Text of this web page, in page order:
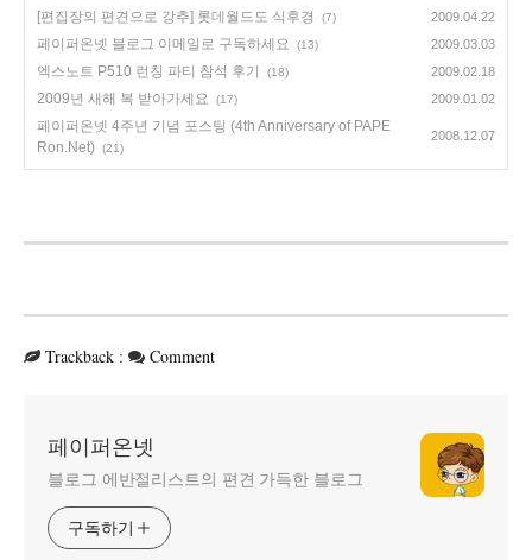
[편집장의 편견으로 강추] 롯데월드도 식후경 (7) 2009.04.22
페이퍼온넷 블로그 이메일로 구독하세요 (13) 2009.03.03
엑스노트 P510 런칭 파티 참석 후기 (18) 2009.02.18
2009년 새해 복 받아가세요 (17) 2009.01.02
페이퍼온넷 4주년 기념 포스팅 (4th Anniversary of PAPE
Ron.Net) (21)
2008.12.07
Trackback : Comment
페이퍼온넷
블로그 에반절리스트의 편견 가득한 블로그
구독하기